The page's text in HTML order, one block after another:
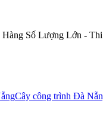
Hàng Số Lượng Lớn -
Cây công trình Đà